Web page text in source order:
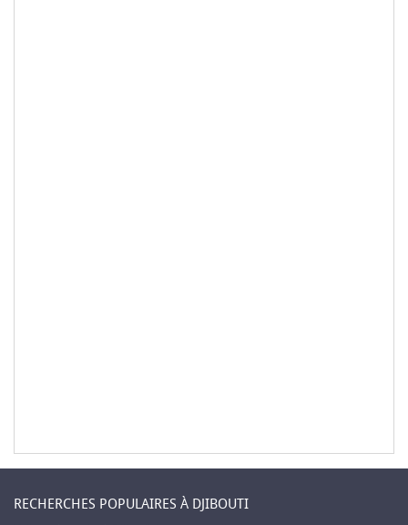
RECHERCHES POPULAIRES À DJIBOUTI